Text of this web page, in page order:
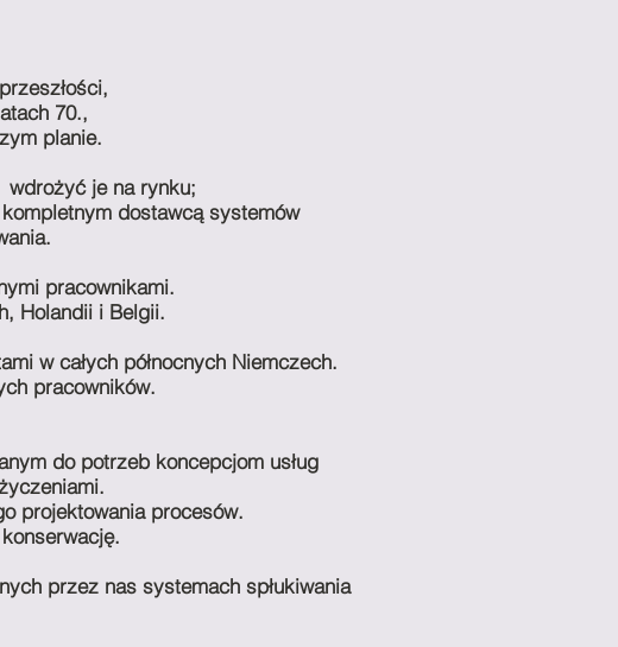
70.,
planie.
wdrożyć je na rynku;
dostawcą systemów
pracownikami.
Holandii i Belgii.
w całych północnych Niemczech.
pracowników.
do potrzeb koncepcjom usług
projektowania procesów.
przez nas systemach spłukiwania